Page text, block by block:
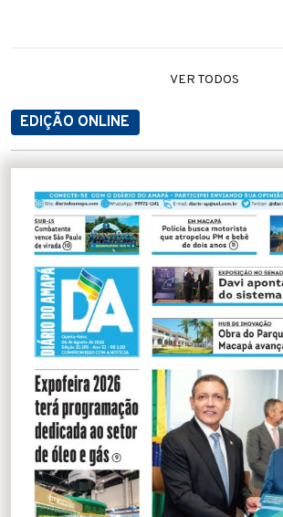
VER TODOS
EDIÇÃO ONLINE